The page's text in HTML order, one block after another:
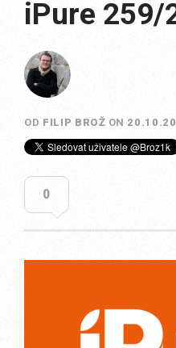
iPure 259/
OD FILIP BROŽ ON
0